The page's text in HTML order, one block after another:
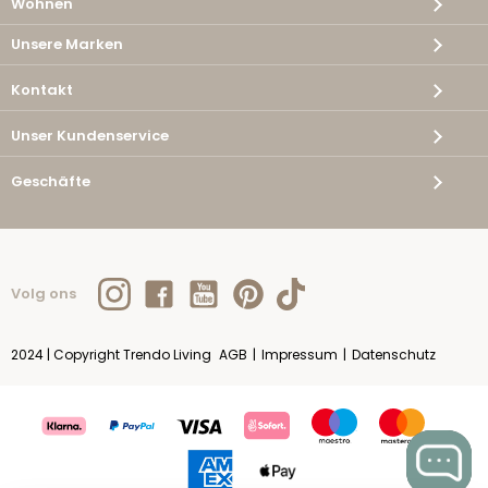
Unsere Marken
Kontakt
Unser Kundenservice
Geschäfte
Volg ons
2024 | Copyright Trendo Living AGB | Impressum | Datenschutz